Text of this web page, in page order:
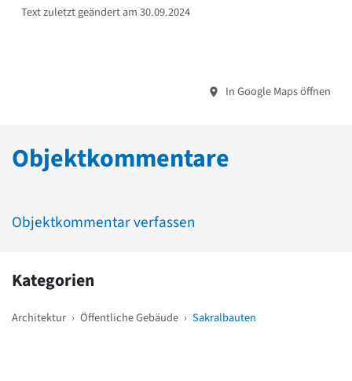
Text zuletzt geändert am 30.09.2024
In Google Maps öffnen
Objektkommentare
Objektkommentar verfassen
Kategorien
Architektur › Öffentliche Gebäude › Sakralbauten